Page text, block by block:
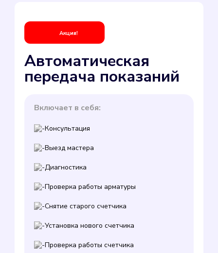
Акция!
Автоматическая
передача показаний
Включает в себя:
Консультация
Выезд мастера
Диагностика
Проверка работы арматуры
Снятие старого счетчика
Установка нового счетчика
Проверка работы счетчика